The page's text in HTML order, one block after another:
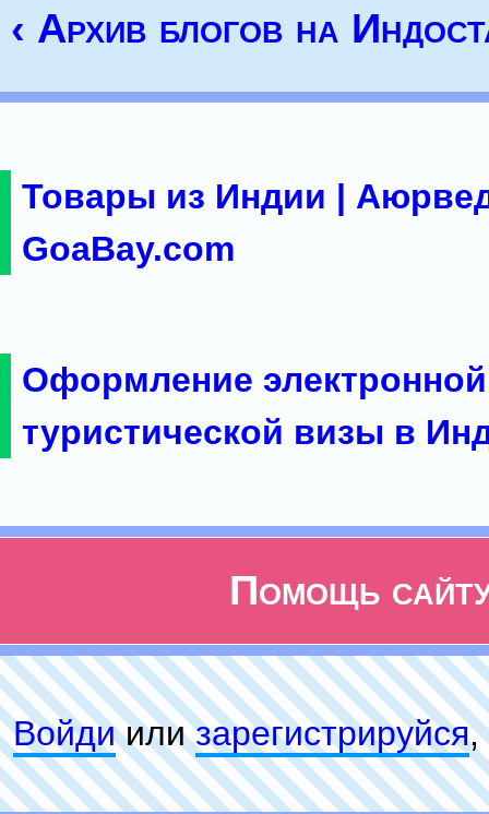
‹ Архив блогов на
Товары из Индии |
GoaBay.com
Оформление электронной
туристической визы в
Помощь
Войдиилизарeгиcтpируйся,